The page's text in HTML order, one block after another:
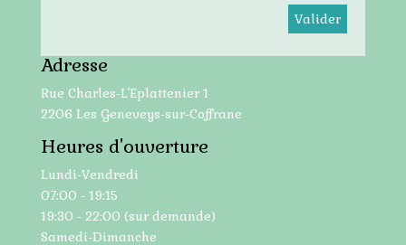
Adresse
Rue Charles-L’Eplattenier 1
2206 Les Geneveys-sur-Coffrane
Heures d'ouverture
Lundi-Vendredi
07:00 - 19:15
19:30 - 22:00 (sur demande)
Samedi-Dimanche